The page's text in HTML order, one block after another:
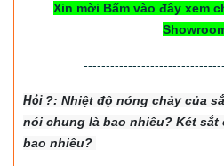
Xin mời Bấm vào đây xem
Hỏi ?: Nhiệt độ nóng chảy của
nói chung là bao nhiêu? Két
bao nhiêu?